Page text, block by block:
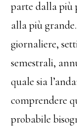
parte dalla più
alla più
giornaliere,
semestrali,
quale sia
comprendere
probabile